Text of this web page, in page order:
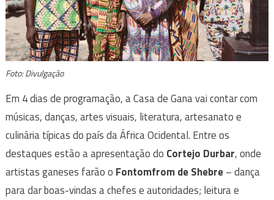
Foto: Divulgação
Em 4 dias de programação, a Casa de Gana vai contar com
músicas, danças, artes visuais, literatura, artesanato e
culinária típicas do país da África Ocidental. Entre os
destaques estão a apresentação do Cortejo Durbar, onde
artistas ganeses farão o Fontomfrom de Shebre– dança
para dar boas-vindas a chefes e autoridades; leitura e